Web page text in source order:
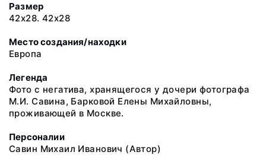
Размер
42х28. 42х28
Место создания/находки
Европа
Легенда
Фото с негатива, хранящегося у дочери фотографа
М.И. Савина, Барковой Елены Михайловны,
проживающей в Москве.
Персоналии
Савин Михаил Иванович (Автор)